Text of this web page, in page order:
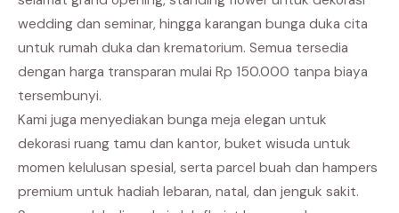
wedding dan seminar, hingga karangan bunga duka cita
untuk rumah duka dan krematorium. Semua tersedia
dengan harga transparan mulai Rp 150.000 tanpa biaya
tersembunyi.
Kami juga menyediakan bunga meja elegan untuk
dekorasi ruang tamu dan kantor, buket wisuda untuk
momen kelulusan spesial, serta parcel buah dan hampers
premium untuk hadiah lebaran, natal, dan jenguk sakit.